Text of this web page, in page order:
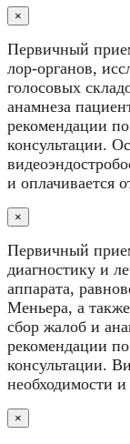
×
Первичный
лор-органов,
голосовых
анамнеза
рекомендации
консультации.
и оплачивается
×
Первичный
диагностику и
аппарата,
Меньера, а
сбор жалоб и
рекомендации
консультации.
необходимости и
×